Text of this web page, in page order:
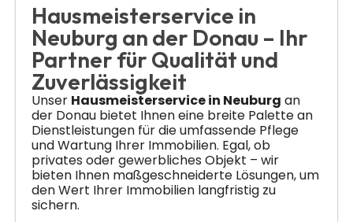
Hausmeisterservice in
Neuburg an der Donau – Ihr
Partner für Qualität und
Zuverlässigkeit
Unser Hausmeisterservice in Neuburg an
der Donau bietet Ihnen eine breite Palette an
Dienstleistungen für die umfassende Pflege
und Wartung Ihrer Immobilien. Egal, ob
privates oder gewerbliches Objekt – wir
bieten Ihnen maßgeschneiderte Lösungen, um
den Wert Ihrer Immobilien langfristig zu
sichern.